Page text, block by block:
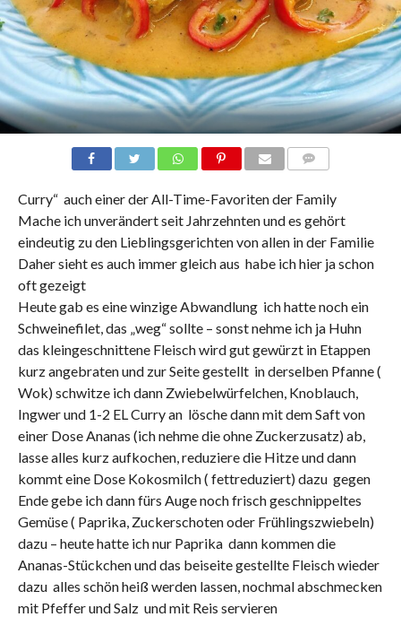
Curry“ auch einer der All-Time-Favoriten der Family
Mache ich unverändert seit Jahrzehnten und es gehört
eindeutig zu den Lieblingsgerichten von allen in der Familie
Daher sieht es auch immer gleich aus habe ich hier ja schon
oft gezeigt
Heute gab es eine winzige Abwandlung ich hatte noch ein
Schweinefilet, das „weg“ sollte – sonst nehme ich ja Huhn
das kleingeschnittene Fleisch wird gut gewürzt in Etappen
kurz angebraten und zur Seite gestellt in derselben Pfanne (
Wok) schwitze ich dann Zwiebelwürfelchen, Knoblauch,
Ingwer und 1-2 EL Curry an lösche dann mit dem Saft von
einer Dose Ananas (ich nehme die ohne Zuckerzusatz) ab,
lasse alles kurz aufkochen, reduziere die Hitze und dann
kommt eine Dose Kokosmilch ( fettreduziert) dazu gegen
Ende gebe ich dann fürs Auge noch frisch geschnippeltes
Gemüse ( Paprika, Zuckerschoten oder Frühlingszwiebeln)
dazu – heute hatte ich nur Paprika dann kommen die
Ananas-Stückchen und das beiseite gestellte Fleisch wieder
dazu alles schön heiß werden lassen, nochmal abschmecken
mit Pfeffer und Salz und mit Reis servieren